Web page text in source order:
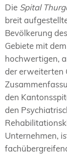
Die Spital
breit
Bevölkerung
Gebiete mit
hochwertigen,
der erweiterten
den
den
Unternehmen,